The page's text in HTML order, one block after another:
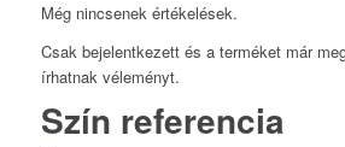
Még nincsenek értékelések.
Csak bejelentkezett és a terméket már
írhatnak véleményt.
Szín referencia